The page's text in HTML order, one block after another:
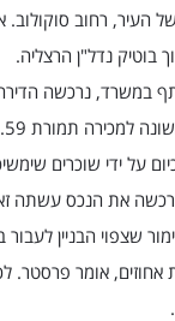
העיר, רחוב
בוטיק נדל"ן הרצליה.
במשרד, נרכשה
על ידי שוכרים
את הנכס עשתה
שצפוי הבניין
אומר פרסטר.